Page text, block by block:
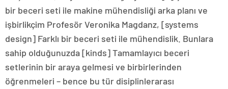
bir beceri seti ile makine mühendisliği arka planı ve
işbirlikçim Profesör Veronika Magdanz, [systems
design] Farklı bir beceri seti ile mühendislik. Bunlara
sahip olduğunuzda [kinds] Tamamlayıcı beceri
setlerinin bir araya gelmesi ve birbirlerinden
öğrenmeleri – bence bu tür disiplinlerarası